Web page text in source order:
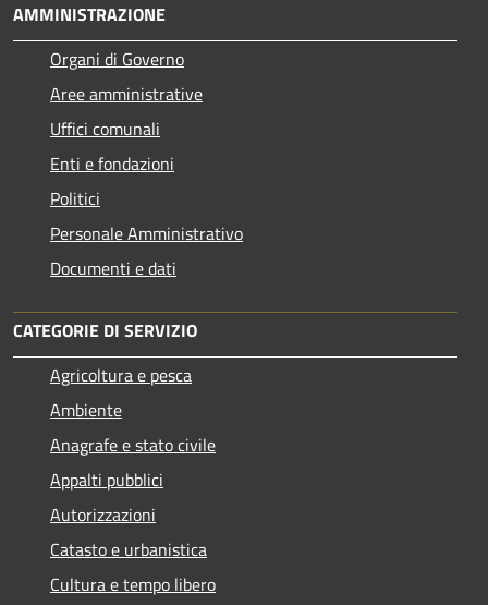
AMMINISTRAZIONE
Organi di Governo
Aree amministrative
Uffici comunali
Enti e fondazioni
Politici
Personale Amministrativo
Documenti e dati
CATEGORIE DI SERVIZIO
Agricoltura e pesca
Ambiente
Anagrafe e stato civile
Appalti pubblici
Autorizzazioni
Catasto e urbanistica
Cultura e tempo libero